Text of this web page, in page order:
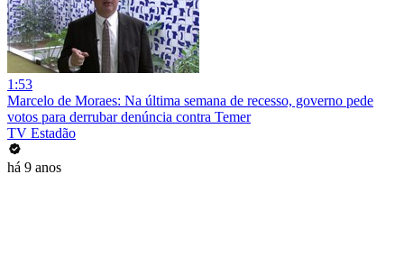
1:53
Marcelo de Moraes: Na última semana de recesso, governo pede
votos para derrubar denúncia contra Temer
TV Estadão
há 9 anos